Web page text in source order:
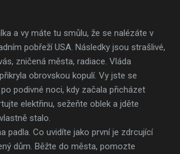
a vy máte tu smůlu, že se nalézáte v
pobřeží USA. Následky jsou strašlivé,
zničená města, radiace. Vláda
obrovskou kopulí. Vy jste se
podivné noci, kdy začala přicházet
elektřinu, sežeňte oblek a jděte
stalo.
padla. Co uvidíte jako první je zdrcující
dům. Běžte do města, pomozte